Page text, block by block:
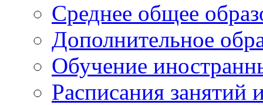
Среднее общее
Дополнительное
Обучение
Расписания занятий